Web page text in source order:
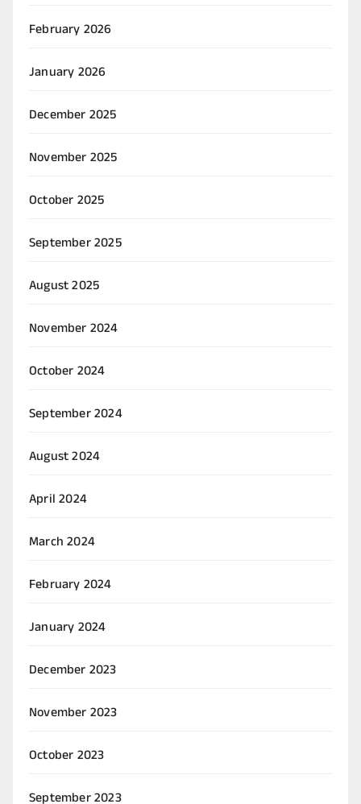
February 2026
January 2026
December 2025
November 2025
October 2025
September 2025
August 2025
November 2024
October 2024
September 2024
August 2024
April 2024
March 2024
February 2024
January 2024
December 2023
November 2023
October 2023
September 2023